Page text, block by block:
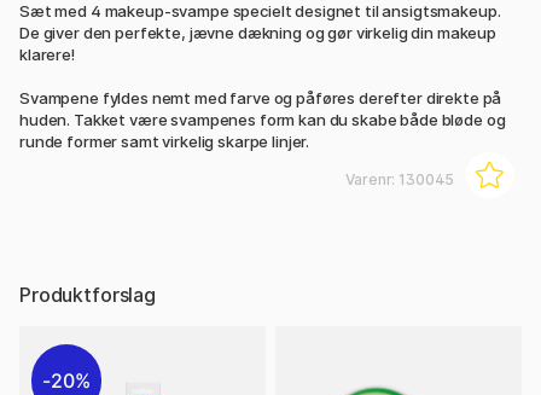
Sæt med 4 makeup-svampe specielt designet til ansigtsmakeup.
De giver den perfekte, jævne dækning og gør virkelig din makeup
klarere!
Svampene fyldes nemt med farve og påføres derefter direkte på
huden. Takket være svampenes form kan du skabe både bløde og
runde former samt virkelig skarpe linjer.
Varenr: 130045
Produktforslag
20%